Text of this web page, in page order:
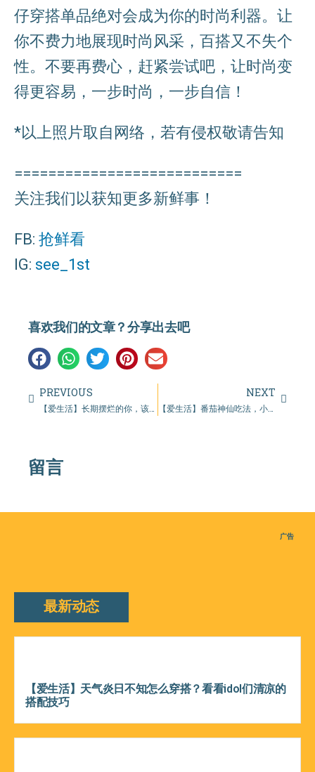
仔穿搭单品绝对会成为你的时尚利器。让
你不费力地展现时尚风采，百搭又不失个
性。不要再费心，赶紧尝试吧，让时尚变
得更容易，一步时尚，一步自信！
*以上照片取自网络，若有侵权敬请告知
===========================
关注我们以获知更多新鲜事！
FB: 抢鲜看
IG: see_1st
喜欢我们的文章？分享出去吧
PREVIOUS NEXT
【爱生活】番茄神仙吃法，小白也可以轻松学会！
留言
广告
最新动态
【爱生活】天气炎日不知怎么穿搭？看看idol们清凉的
搭配技巧